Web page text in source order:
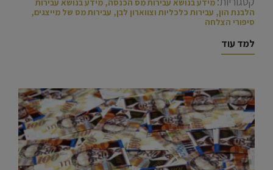
מידע בנושא עבירות מס הכנסה, מידע בנושא עבירות
הלבנת הון, עבירות כלכליות וצווארון לבן, עבירות מס של מייצגים,
סיפורי הצלחה
למד עוד